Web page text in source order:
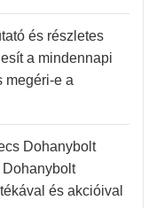
és részletes
a mindennapi
megéri-e a
Dohanybolt
Dohanybolt
és akcióival